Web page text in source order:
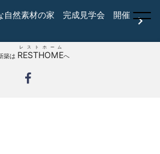
自然素材の家 完成見学会 開催 
築は RESTHOME
レストホーム
へ